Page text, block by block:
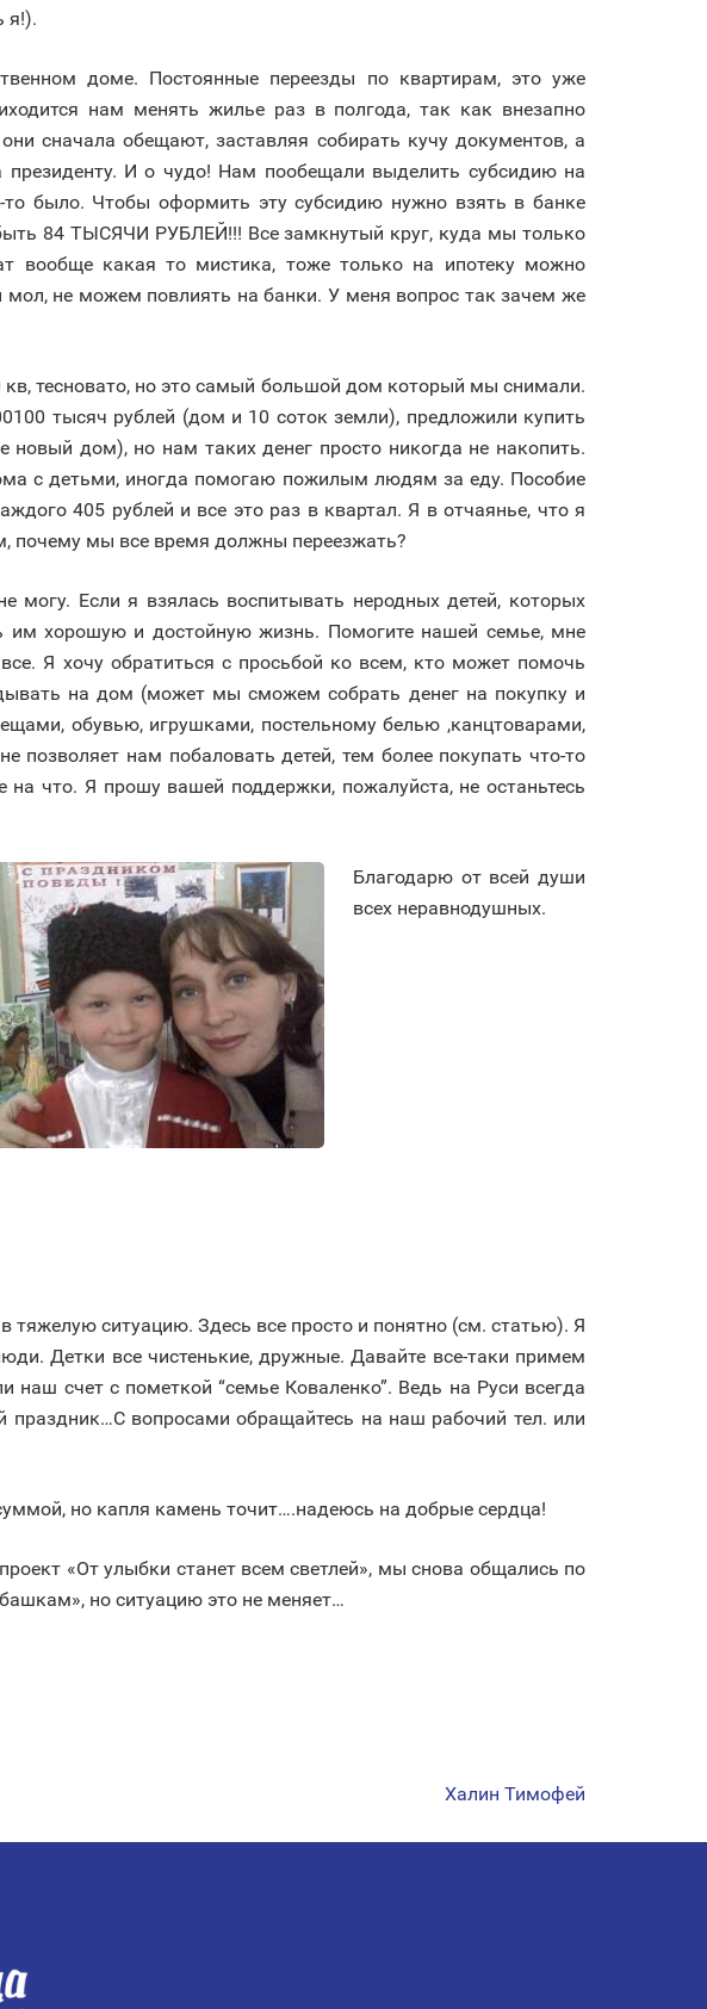
я!).
доме. Постоянные переезды по квартирам, это уже
нам менять жилье раз в полгода, так как внезапно
сначала обещают, заставляя собирать кучу документов, а
И о чудо! Нам пообещали выделить субсидию на
было. Чтобы оформить эту субсидию нужно взять в банке
84 ТЫСЯЧИ РУБЛЕЙ!!! Все замкнутый круг, куда мы только
вообще какая то мистика, тоже только на ипотеку можно
мол, не можем повлиять на банки. У меня вопрос так зачем же
тесновато, но это самый большой дом который мы снимали.
тысяч рублей (дом и 10 соток земли), предложили купить
новый дом), но нам таких денег просто никогда не накопить.
с детьми, иногда помогаю пожилым людям за еду. Пособие
405 рублей и все это раз в квартал. Я в отчаянье, что я
почему мы все время должны переезжать?
Если я взялась воспитывать неродных детей, которых
им хорошую и достойную жизнь. Помогите нашей семье, мне
Я хочу обратиться с просьбой ко всем, кто может помочь
на дом (может мы сможем собрать денег на покупку и
обувью, игрушками, постельному белью ,канцтоварами,
нам побаловать детей, тем более покупать что-то
что. Я прошу вашей поддержки, пожалуйста, не останьтесь
Благодарю от всей души
всех неравнодушных.
ситуацию. Здесь все просто и понятно (см. статью). Я
Детки все чистенькие, дружные. Давайте все-таки примем
счет с пометкой “семье Коваленко”. Ведь на Руси всегда
вопросами обращайтесь на наш рабочий тел. или
но капля камень точит….надеюсь на добрые сердца!
«От улыбки станет всем светлей», мы снова общались по
но ситуацию это не меняет…
Халин Тимофей